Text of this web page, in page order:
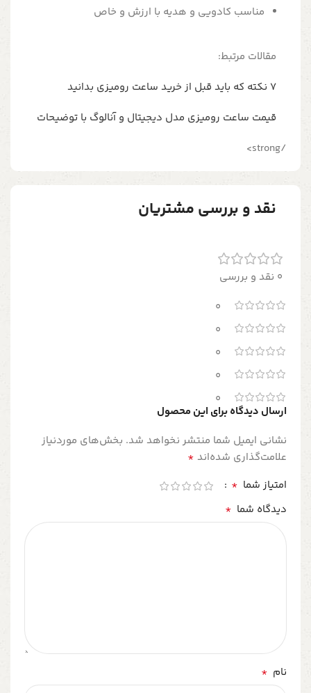
مناسب کادویی و هدیه با ارزش و خاص
مقالات مرتبط:
7 نکته که باید قبل از خرید ساعت رومیزی بدانید
قیمت ساعت رومیزی مدل دیجیتال و آنالوگ با توضیحات
/strong>
نقد و بررسی مشتریان
0 نقد و بررسی
0
0
0
0
0
ارسال دیدگاه برای این محصول
نشانی ایمیل شما منتشر نخواهد شد. بخش‌های موردنیاز
علامت‌گذاری شده‌اند *
امتیاز شما *
دیدگاه شما *
نام *